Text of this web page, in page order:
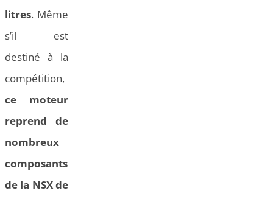
litres. Même
s’il est
destiné à la
compétition,
ce moteur
reprend de
nombreux
composants
de la NSX de